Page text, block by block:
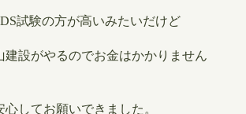
試験の方が高いみたいだけど
建設がやるのでお金はかかりません
してお願いできました。